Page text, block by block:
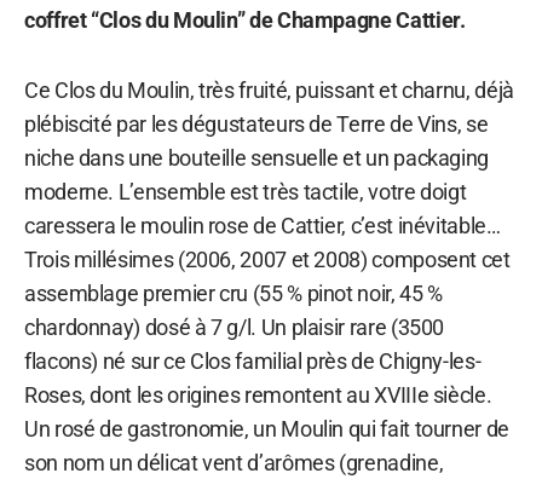
coffret “Clos du Moulin” de Champagne Cattier.
Ce Clos du Moulin, très fruité, puissant et charnu, déjà
plébiscité par les dégustateurs de Terre de Vins, se
niche dans une bouteille sensuelle et un packaging
moderne. L’ensemble est très tactile, votre doigt
caressera le moulin rose de Cattier, c’est inévitable…
Trois millésimes (2006, 2007 et 2008) composent cet
assemblage premier cru (55 % pinot noir, 45 %
chardonnay) dosé à 7 g/l. Un plaisir rare (3500
flacons) né sur ce Clos familial près de Chigny-les-
Roses, dont les origines remontent au XVIIIe siècle.
Un rosé de gastronomie, un Moulin qui fait tourner de
son nom un délicat vent d’arômes (grenadine,